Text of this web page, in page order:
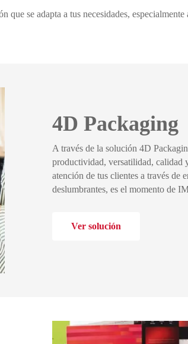
se adapta a tus necesidades,
4D Packaging
A través de la solución 4D
productividad, versatilidad, calidad
atención de tus clientes a través de
deslumbrantes, es el momento de
Ver solución